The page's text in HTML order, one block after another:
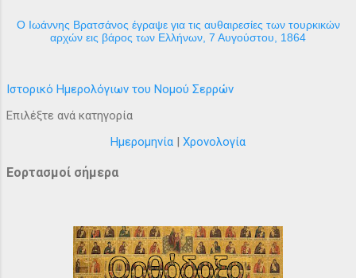
Ο Ιωάννης Βρατσάνος έγραψε για τις αυθαιρεσίες των τουρκικών
αρχών εις βάρος των Ελλήνων, 7 Αυγούστου, 1864
Ιστορικό Ημερολόγιων του Νομού Σερρών
Επιλέξτε ανά κατηγορία
Ημερομηνία | Χρονολογία
Εορτασμοί σήμερα